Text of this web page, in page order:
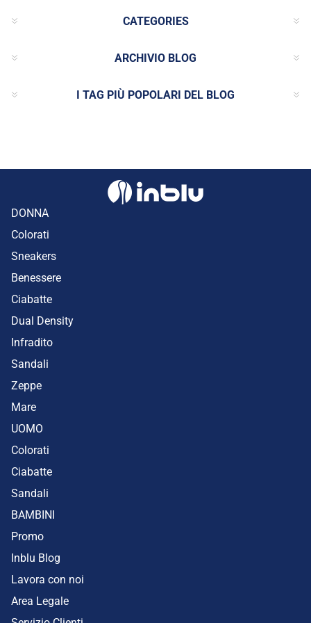
CATEGORIES
ARCHIVIO BLOG
I TAG PIÙ POPOLARI DEL BLOG
DONNA
Colorati
Sneakers
Benessere
Ciabatte
Dual Density
Infradito
Sandali
Zeppe
Mare
UOMO
Colorati
Ciabatte
Sandali
BAMBINI
Promo
Inblu Blog
Lavora con noi
Area Legale